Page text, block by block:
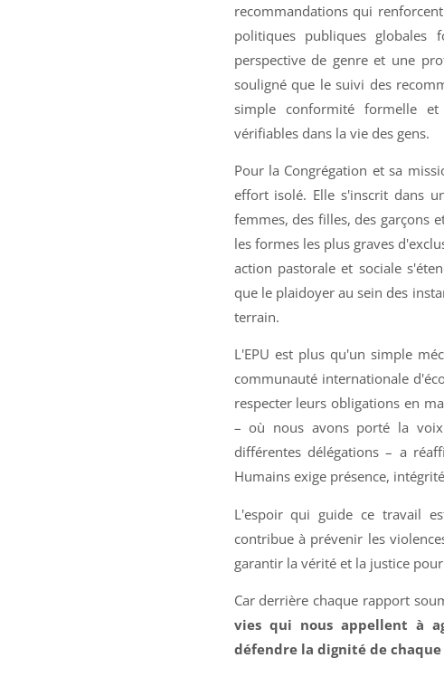
recommandations qui
politiques publiques globales
perspective de genre et une
souligné que le suivi des
simple conformité formelle
vérifiables dans la vie des gens.
Pour la Congrégation et sa
effort isolé. Elle s'inscrit dans
femmes, des filles, des garçons
les formes les plus graves
action pastorale et sociale
que le plaidoyer au sein des
terrain.
L'EPU est plus qu'un simple
communauté internationale
respecter leurs obligations en
– où nous avons porté la
différentes délégations – a
Humains exige présence,
L'espoir qui guide ce travail
contribue à prévenir les
garantir la vérité et la justice
Car derrière chaque rapport
vies qui nous appellent à
défendre la dignité de chaque